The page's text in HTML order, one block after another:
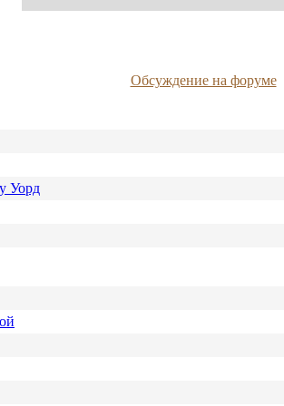
Обсуждение на форуме
Уорд